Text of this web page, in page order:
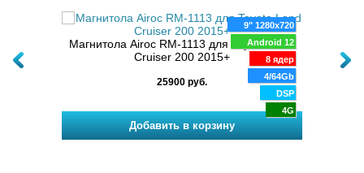
ядер
9" 1280x720
Android 12
8 ядер
4/64Gb
DSP
4G
Магнитола Airoc RМ-1113 для Toyota Land
Cruiser 200 2015+
25900 руб.
GX/